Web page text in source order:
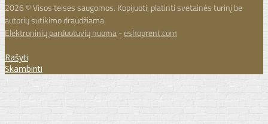
2026 © Visos teisės saugomos. Kopijuoti, platinti svetainės turinį be
autorių sutikimo draudžiama.
Elektroninių parduotuvių nuoma-eshoprent.com
Rašyti
Skambinti